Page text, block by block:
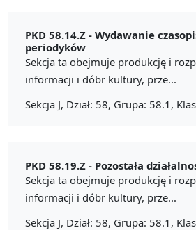
PKD 58.14.Z - Wydawanie
periodyków
Sekcja ta obejmuje produkcję i
informacji i dóbr kultury, prze...
Sekcja J, Dział: 58, Grupa: 58.1,
PKD 58.19.Z - Pozostała
Sekcja ta obejmuje produkcję i
informacji i dóbr kultury, prze...
Sekcja J, Dział: 58, Grupa: 58.1,